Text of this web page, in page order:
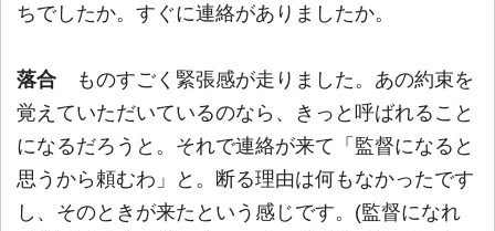
ちでしたか。すぐに連絡がありましたか。
落合 ものすごく緊張感が走りました。あの約束を
覚えていただいているのなら、きっと呼ばれること
になるだろうと。それで連絡が来て「監督になると
思うから頼むわ」と。断る理由は何もなかったです
し、そのときが来たという感じです。(監督になれ